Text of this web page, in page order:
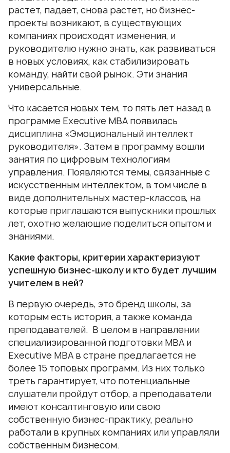
растет, падает, снова растет, но бизнес-
проекты возникают, в существующих
компаниях происходят изменения, и
руководителю нужно знать, как развиваться
в новых условиях, как стабилизировать
команду, найти свой рынок. Эти знания
универсальные.
Что касается новых тем, то пять лет назад в
программе Executive МВА появилась
дисциплина «Эмоциональный интеллект
руководителя». Затем в программу вошли
занятия по цифровым технологиям
управления. Появляются темы, связанные с
искусственным интеллектом, в том числе в
виде дополнительных мастер-классов, на
которые приглашаются выпускники прошлых
лет, охотно желающие поделиться опытом и
знаниями.
Какие факторы, критерии характеризуют
успешную бизнес-школу и кто будет лучшим
учителем в ней?
В первую очередь, это бренд школы, за
которым есть история, а также команда
преподавателей. В целом в направлении
специализированной подготовки MBA и
Executive MBA в стране предлагается не
более 15 топовых программ. Из них только
треть гарантирует, что потенциальные
слушатели пройдут отбор, а преподаватели
имеют консалтинговую или свою
собственную бизнес-практику, реально
работали в крупных компаниях или управляли
собственным бизнесом.